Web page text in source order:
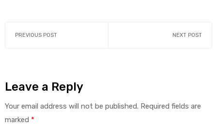
PREVIOUS POST NEXT POST
Leave a Reply
Your email address will not be published. Required fields are
marked *